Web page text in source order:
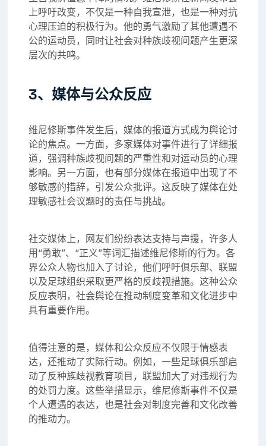
上呼吁改变，不仅是一种自我宣泄，也是一种对抗
心理压迫的积极行为。他的勇气激励了其他遭遇不
公的运动员，同时让社会对种族歧视问题产生更深
层次的共鸣。
3、媒体与公众反应
维尼修斯事件发生后，媒体的报道方式成为舆论讨
论的焦点。一方面，多家媒体对事件进行了详细报
道，强调种族歧视问题的严重性和对运动员的心理
影响。另一方面，也有部分媒体在报道中出现了不
够敏感的措辞，引发公众批评。这反映了媒体在处
理敏感社会议题时的责任与挑战。
社交媒体上，网友们纷纷表达支持与声援，许多人
用“勇敢”、“正义”等词汇描述维尼修斯的行为。各
界公众人物也加入了讨论，他们呼吁俱乐部、联盟
以及足球组织采取更严格的反歧视措施。这种公众
反应表明，社会舆论在推动制度变革和文化进步中
具有重要作用。
值得注意的是，媒体和公众反应不仅限于情感表
达，还推动了实际行动。例如，一些足球俱乐部启
动了反种族歧视教育项目，联盟加大了对违规行为
的处罚力度。这些举措显示，维尼修斯事件不仅是
个人遭遇的表达，也是社会对制度完善和文化改善
的推动力。